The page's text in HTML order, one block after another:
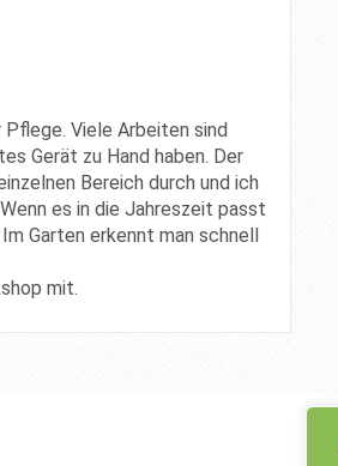
Viele Arbeiten sind
Gerät zu Hand haben. Der
Bereich durch und ich
es in die Jahreszeit passt
Garten erkennt man schnell
mit.